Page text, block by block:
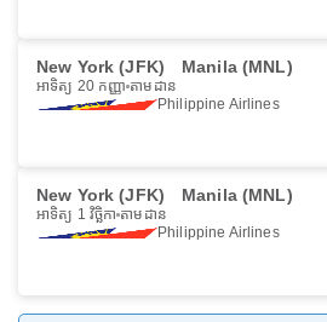
New York (JFK) Manila (MNL)
អាទិត្យ 20 កញ្ញា តាមដាន
Philippine Airlines
New York (JFK) Manila (MNL)
អាទិត្យ 1 វិច្ឆិកា តាមដាន
Philippine Airlines